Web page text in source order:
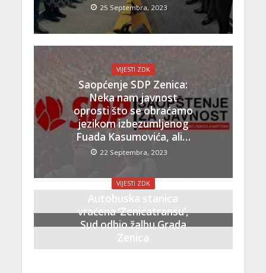
25 Septembra, 2023
VIJESTI ZDK
Saopćenje SDP Zenica:
Neka nam javnost
oprosti što se obraćamo
jezikom izbezumljenog
Fuada Kasumovića, ali…
22 Septembra, 2023
VIJESTI ZDK
Autobuska stanica
vraćena ‘Zenicatransu’,
Sud odbio žalbu Grada
Zenica